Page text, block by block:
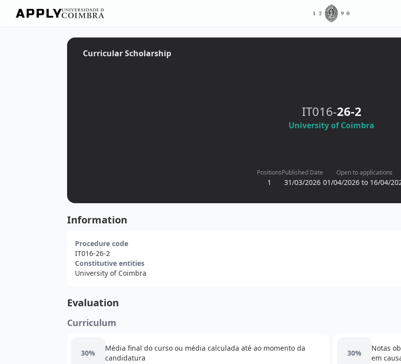
Curricular Scholarship
IT016-26-2
University of Coimbra
Positions
1
Published Date
31/03/2026
Open to applications
01/04/2026 to 16/04/
Information
Procedure code
IT016-26-2
Constitutive entities
University of Coimbra
Evaluation
Curriculum
30%
Média final do curso ou média calculada até ao momento da
candidatura
30%
Notas
em